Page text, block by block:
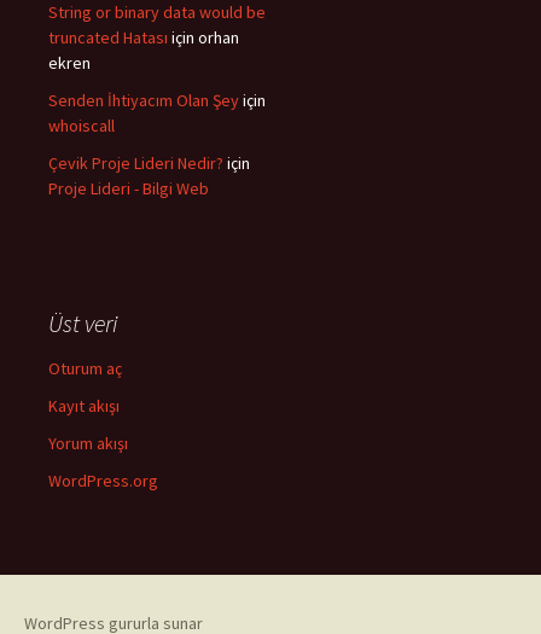
String or binary data would be
truncated Hatası için orhan
ekren
Senden İhtiyacım Olan Şeyiçin
whoiscall
Çevik Proje Lideri Nedir? için
Proje Lideri - Bilgi Web
Üst veri
Oturum aç
Kayıt akışı
Yorum akışı
WordPress.org
WordPress gururla sunar